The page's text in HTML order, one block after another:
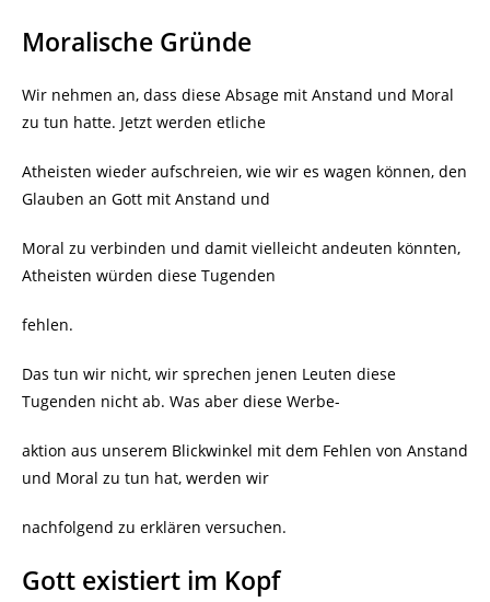
Moralische Gründe
Wir nehmen an, dass diese Absage mit Anstand und Moral
zu tun hatte. Jetzt werden etliche
Atheisten wieder aufschreien, wie wir es wagen können, den
Glauben an Gott mit Anstand und
Moral zu verbinden und damit vielleicht andeuten könnten,
Atheisten würden diese Tugenden
fehlen.
Das tun wir nicht, wir sprechen jenen Leuten diese
Tugenden nicht ab. Was aber diese Werbe-
aktion aus unserem Blickwinkel mit dem Fehlen von Anstand
und Moral zu tun hat, werden wir
nachfolgend zu erklären versuchen.
Gott existiert im Kopf